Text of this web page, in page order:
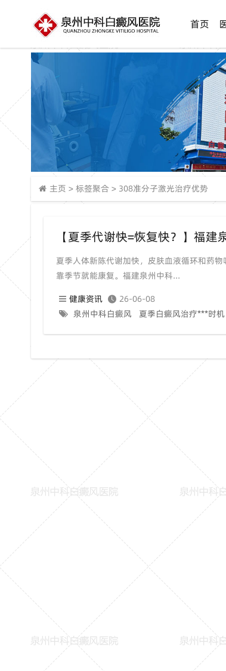
首页
主页 > 标签聚合 > 308准分子激光治疗优势
夏季人体新陈代谢加快，皮肤血液循环和药
靠季节就能康复。福建泉州中科...
健康资讯
26-06-08
泉州中科白癜风
夏季白癜风治疗***时机